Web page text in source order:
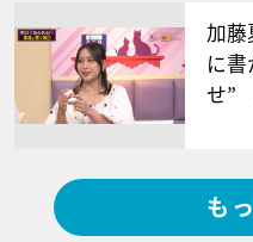
加
に
せ”
も